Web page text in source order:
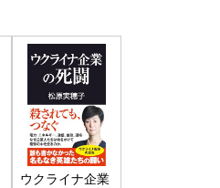
ウクライナ企業